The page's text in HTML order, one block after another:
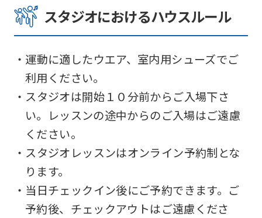
スタジオにおけるハウスルール
・運動に適したウエア、室内用シューズでご
利用ください。
・スタジオは開始１０分前からご入場下さ
い。レッスンの途中からのご入場はご遠慮
ください。
・スタジオレッスンはオンライン予約制とな
ります。
・当日チェックイン後にご予約できます。ご
予約後、チェックアウトはご遠慮くださ